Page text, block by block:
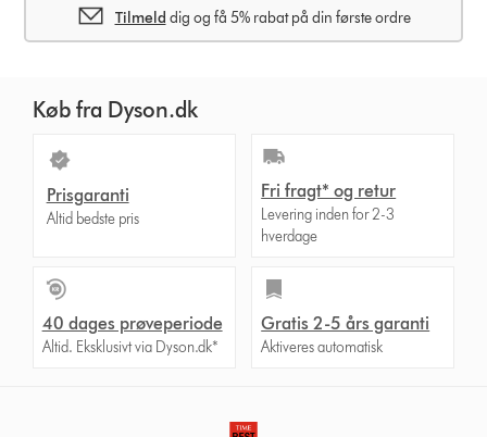
Tilmeld dig og få 5% rabat på din første ordre
Køb fra Dyson.dk
Prisgaranti
Altid bedste pris
Fri fragt* og retur
Levering inden for 2-3
hverdage
40 dages prøveperiode
Altid. Eksklusivt via Dyson.dk*
Gratis 2-5 års garanti
Aktiveres automatisk